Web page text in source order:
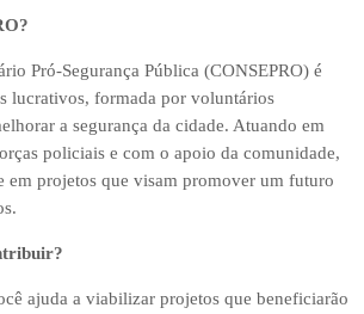
Pró-Segurança Pública (CONSEPRO) é
lucrativos, formada por voluntários
a segurança da cidade. Atuando em
policiais e com o apoio da comunidade,
em projetos que visam promover um futuro
ajuda a viabilizar projetos que beneficiarão